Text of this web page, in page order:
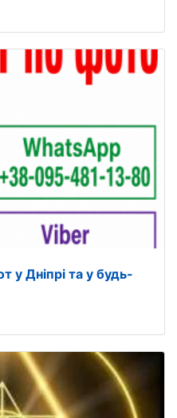
у Дніпрі та у будь-